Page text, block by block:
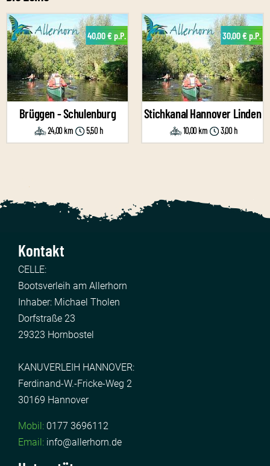
40,00 € p.P.
Brüggen - Schulenburg
24,00 km 5,50 h
30,00 € p.P.
Stichkanal Hannover Linden
10,00 km 3,00 h
Kontakt
CELLE:
Bootsverleih am Allerhorn
Inhaber: Michael Tholen
Dorfstraße 23
29323 Hornbostel
KANUVERLEIH HANNOVER:
Ferdinand-W.-Fricke-Weg 2
30169 Hannover
Mobil: 0177 3696112
Email: info@allerhorn.de